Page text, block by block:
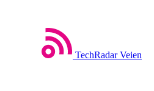
TechRadar Veien